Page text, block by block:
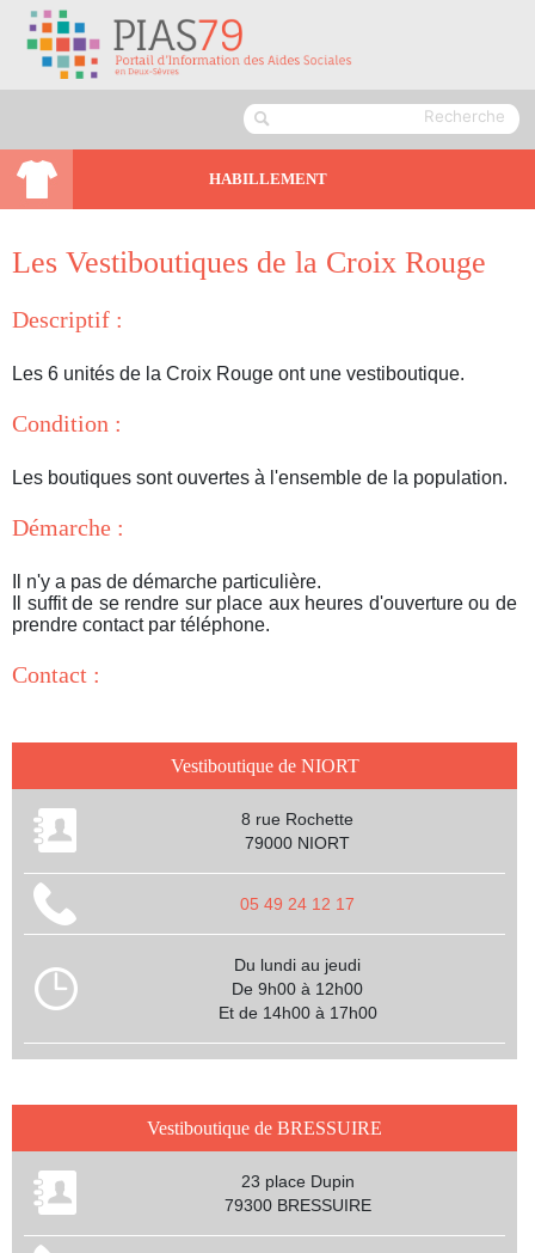
HABILLEMENT
Les Vestiboutiques de la Croix Rouge
Descriptif :
Les 6 unités de la Croix Rouge ont une vestiboutique.
Condition :
Les boutiques sont ouvertes à l'ensemble de la population.
Démarche :
Il n'y a pas de démarche particulière.
Il suffit de se rendre sur place aux heures d'ouverture ou de
prendre contact par téléphone.
Contact :
Vestiboutique de NIORT
8 rue Rochette
79000 NIORT
05 49 24 12 17
Du lundi au jeudi
De 9h00 à 12h00
Et de 14h00 à 17h00
Vestiboutique de BRESSUIRE
23 place Dupin
79300 BRESSUIRE